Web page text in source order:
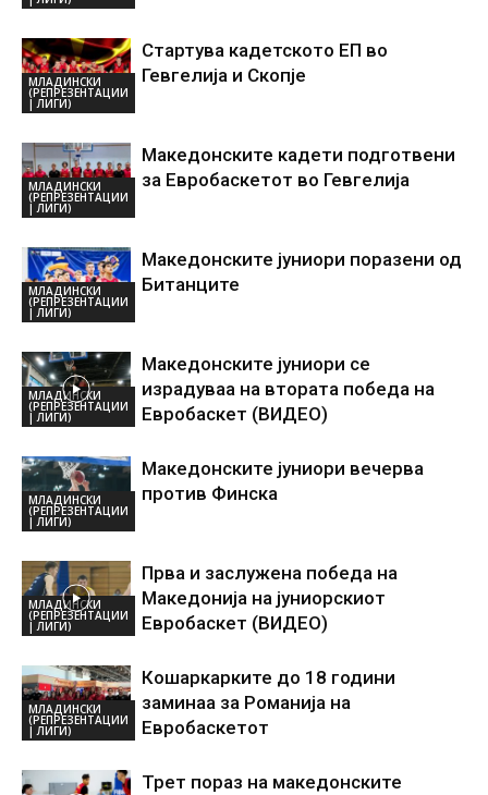
МЛАДИНСКИ
(РЕПРЕЗЕНТАЦИИ
| ЛИГИ)
Стартува кадетското ЕП во
Гевгелија и Скопје
МЛАДИНСКИ
(РЕПРЕЗЕНТАЦИИ
| ЛИГИ)
Македонските кадети подготвени
за Евробаскетот во Гевгелија
МЛАДИНСКИ
(РЕПРЕЗЕНТАЦИИ
| ЛИГИ)
Македонските јуниори поразени од
Битанците
МЛАДИНСКИ
(РЕПРЕЗЕНТАЦИИ
| ЛИГИ)
Македонските јуниори се
израдуваа на втората победа на
Евробаскет (ВИДЕО)
МЛАДИНСКИ
(РЕПРЕЗЕНТАЦИИ
| ЛИГИ)
Македонските јуниори вечерва
против Финска
МЛАДИНСКИ
(РЕПРЕЗЕНТАЦИИ
| ЛИГИ)
Прва и заслужена победа на
Македонија на јуниорскиот
Евробаскет (ВИДЕО)
МЛАДИНСКИ
(РЕПРЕЗЕНТАЦИИ
| ЛИГИ)
Кошаркарките до 18 години
заминаа за Романија на
Евробаскетот
Трет пораз на македонските